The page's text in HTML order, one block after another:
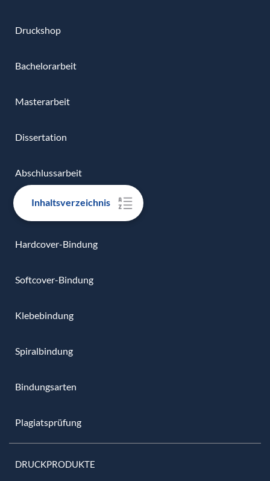
Inhaltsverzeichnis
Druckshop
Bachelorarbeit
Masterarbeit
Dissertation
Abschlussarbeit
Bindungen
Hardcover-Bindung
Softcover-Bindung
Klebebindung
Spiralbindung
Bindungsarten
Plagiatsprüfung
DRUCKPRODUKTE